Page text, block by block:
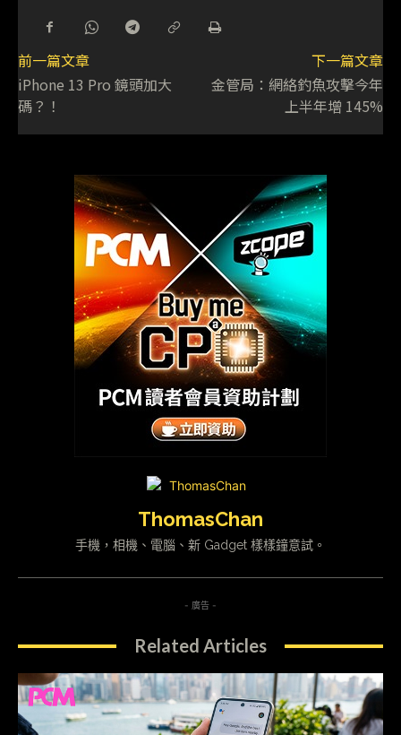
前一篇文章
iPhone 13 Pro 鏡頭加大
碼？！
下一篇文章
金管局：網絡釣魚攻擊今年
上半年增 145%
ThomasChan
手機，相機、電腦、新 Gadget 樣樣鐘意試。
- 廣告 -
Related Articles